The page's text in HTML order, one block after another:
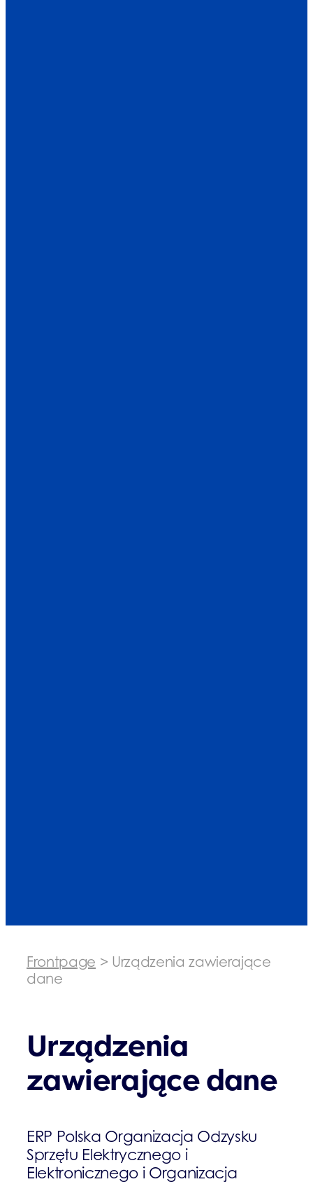
Frontpage > Urządzenia zawierające
dane
Urządzenia
zawierające dane
ERP Polska Organizacja Odzysku
Sprzętu Elektrycznego i
Elektronicznego i Organizacja